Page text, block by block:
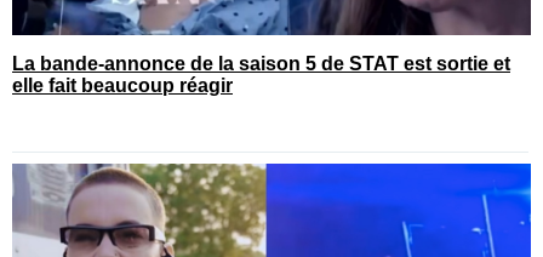
La bande-annonce de la saison 5 de STAT est sortie et
elle fait beaucoup réagir